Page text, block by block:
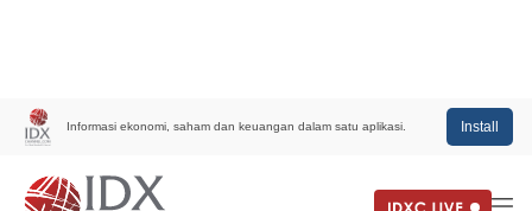
Informasi ekonomi, saham dan keuangan dalam satu aplikasi. Install